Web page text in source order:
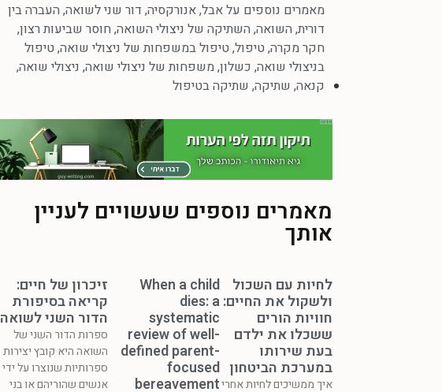
מאמרים נוספים עלאבל,אנורקסיה, דור שני לשואה, העברה בין
דורית, השואה, השתיקה של ניצולי השואה, חוסר שביעות רצון,
חקר מקרה, טיפול, טיפול במשפחות של ניצולי שואה, טיפול
בניצולי שואה, כשלון,משפחות של ניצולי שואה, ניצולי שואה,
קנאה, שתיקה, שתיקה בטיפול
מאמרים נוספים שעשויים לעניין
אותך
לחיות עם השכול
ולשקול את החיים:
חוויות הורים
ששכלו את ילדם
בעת שירותו
במערכת הביטחון
איך ממשיכים לחיות אחרי
When a child
dies: a
systematic
review of well-
defined parent-
focused
bereavement
זיכרון של חיים:
קריאה בסיפורת
הדור השני לשואה
ספרות הדור השני של
השואה היא קובץ יצירות
ספרותיות שנוצרו על ידי
אנשים שהוריהם או בני